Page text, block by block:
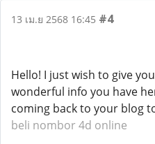
13 เม.ย 2568 16:45 #4
Hello! I just wish to give
wonderful info you have
coming back to your blog
beli nombor 4d online